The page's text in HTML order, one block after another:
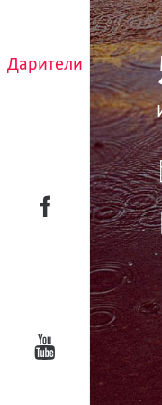
Дарители
в
ръцете
ти